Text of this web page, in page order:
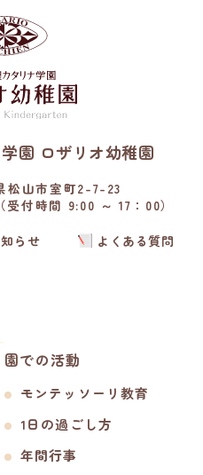
園での活動
モンテッソーリ教育
1日の過ごし方
年間行事
園 ロザリオ幼稚園
松山市室町2-7-23
付時間 9:00 ～ 17：00）
らせ よくある質問